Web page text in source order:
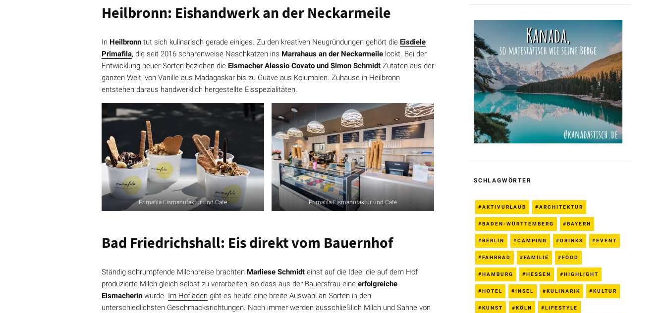
Heilbronn: Eishandwerk an der Neckarmeile
In Heilbronn tut sich kulinarisch gerade einiges. Zu den kreativen Neugründungen gehört die Eisdiele
Primafila, die seit 2016 scharenweise Naschkatzen ins Marrahaus an der Neckarmeile lockt. Bei der
Entwicklung neuer Sorten beziehen die Eismacher Alessio Covato und Simon Schmidt Zutaten aus der
ganzen Welt, von Vanille aus Madagaskar bis zu Guave aus Kolumbien. Zuhause in Heilbronn
entstehen daraus handwerklich hergestellte Eisspezialitäten.
Primafila Eismanufaktur und Café Primafila Eismanufaktur und Café
Bad Friedrichshall: Eis direkt vom Bauernhof
Ständig schrumpfende Milchpreise brachten Marliese Schmidt einst auf die Idee, die auf dem Hof
produzierte Milch gleich selbst zu verarbeiten, so dass aus der Bauersfrau eine erfolgreiche
Eismacherin wurde. Im Hofladen gibt es heute eine breite Auswahl an Sorten in den
unterschiedlichsten Geschmacksrichtungen. Noch immer werden ausschließlich Milch und Sahne von
SCHLAGWÖRTER
AKTIVURLAUB ARCHITEKTUR
BADEN-WÜRTTEMBERG BAYERN
BERLIN CAMPING DRINKS EVENT
FAHRRAD FAMILIE FOOD
HAMBURG HESSEN HIGHLIGHT
HOTEL INSEL KULINARIK KULTUR
KUNST KÖLN LIFESTYLE